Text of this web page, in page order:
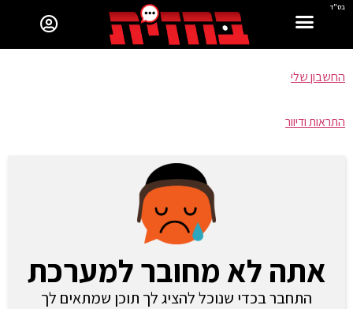
בס"ד
החשבון שלי
התראות ודיוור
אתה לא מחובר למערכת
התחבר בכדי שנוכל להציג לך תוכן שמתאים לך